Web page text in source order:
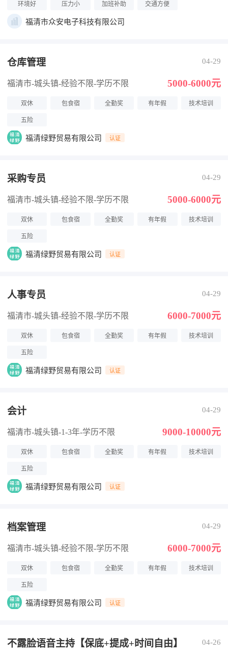
环境好 压力小 加班补助 交通方便
福清市众安电子科技有限公司
仓库管理 04-29
福清市-城头镇-经验不限-学历不限 5000-6000元
双休 包食宿 全勤奖 有年假 技术培训
五险
福清绿野贸易有限公司 认证
采购专员 04-29
福清市-城头镇-经验不限-学历不限 5000-6000元
双休 包食宿 全勤奖 有年假 技术培训
五险
福清绿野贸易有限公司 认证
人事专员 04-29
福清市-城头镇-经验不限-学历不限 6000-7000元
双休 包食宿 全勤奖 有年假 技术培训
五险
福清绿野贸易有限公司 认证
会计 04-29
福清市-城头镇-1-3年-学历不限 9000-10000元
双休 包食宿 全勤奖 有年假 技术培训
五险
福清绿野贸易有限公司 认证
档案管理 04-29
福清市-城头镇-经验不限-学历不限 6000-7000元
双休 包食宿 全勤奖 有年假 技术培训
五险
福清绿野贸易有限公司 认证
不露脸语音主持【保底+提成+时间自由】 04-26